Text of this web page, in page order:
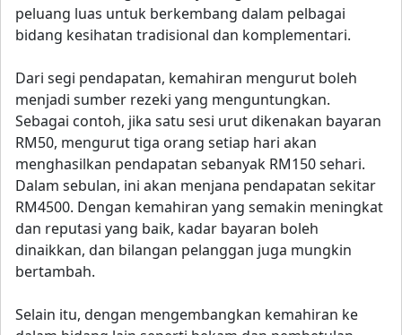
peluang luas untuk berkembang dalam pelbagai
bidang kesihatan tradisional dan komplementari.
Dari segi pendapatan, kemahiran mengurut boleh
menjadi sumber rezeki yang menguntungkan.
Sebagai contoh, jika satu sesi urut dikenakan bayaran
RM50, mengurut tiga orang setiap hari akan
menghasilkan pendapatan sebanyak RM150 sehari.
Dalam sebulan, ini akan menjana pendapatan sekitar
RM4500. Dengan kemahiran yang semakin meningkat
dan reputasi yang baik, kadar bayaran boleh
dinaikkan, dan bilangan pelanggan juga mungkin
bertambah.
Selain itu, dengan mengembangkan kemahiran ke